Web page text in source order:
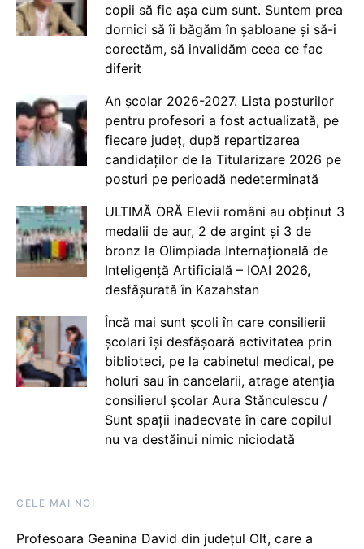
copii să fie așa cum sunt. Suntem prea
dornici să îi băgăm în șabloane și să-i
corectăm, să invalidăm ceea ce fac
diferit
An școlar 2026-2027. Lista posturilor
pentru profesori a fost actualizată, pe
fiecare județ, după repartizarea
candidaților de la Titularizare 2026 pe
posturi pe perioadă nedeterminată
ULTIMĂ ORĂ Elevii români au obținut 3
medalii de aur, 2 de argint și 3 de
bronz la Olimpiada Internațională de
Inteligență Artificială – IOAI 2026,
desfășurată în Kazahstan
Încă mai sunt școli în care consilierii
școlari își desfășoară activitatea prin
biblioteci, pe la cabinetul medical, pe
holuri sau în cancelarii, atrage atenția
consilierul școlar Aura Stănculescu /
Sunt spații inadecvate în care copilul
nu va destăinui nimic niciodată
CELE MAI NOI
Profesoara Geanina David din județul Olt, care a